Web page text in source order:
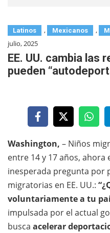
Latinos , Mexicanos ,
julio, 2025
EE. UU. cambia las
pueden
Washington, – Niños
entre 14 y 17 años,
inesperada pregunta por
migratorias en EE. UU.:
voluntariamente a tu
impulsada por el actual
busca acelerar